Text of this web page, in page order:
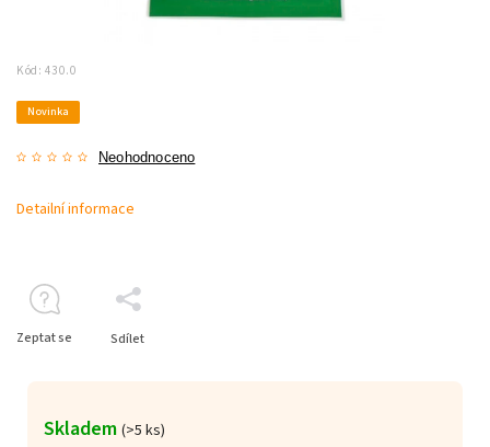
Kód: 430.0
Novinka
Neohodnoceno
Skladem (>5 ks)
Detailní informace
Zeptat se Sdílet